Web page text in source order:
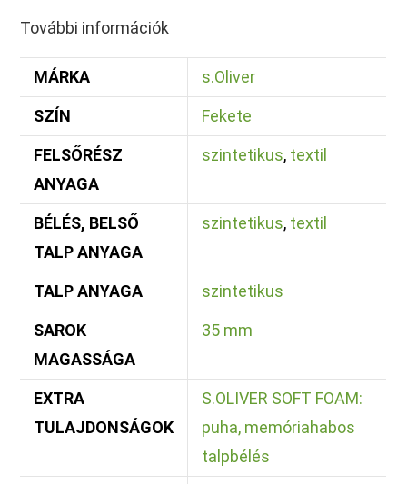
További információk
MÁRKA s.Oliver
SZÍN Fekete
FELSŐRÉSZ
ANYAGA
szintetikus, textil
BÉLÉS, BELSŐ
TALP ANYAGA
szintetikus, textil
TALP ANYAGA szintetikus
SAROK
MAGASSÁGA
35 mm
EXTRA
TULAJDONSÁGOK
S.OLIVER SOFT FOAM:
puha, memóriahabos
talpbélés